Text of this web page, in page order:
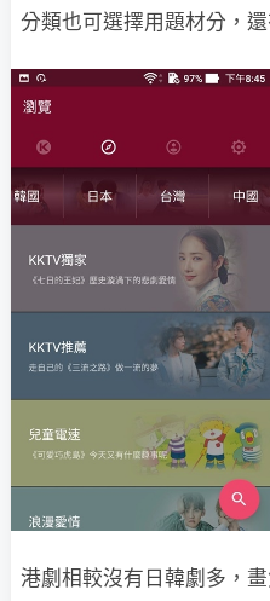
分類也可選擇用題材分，
港劇相較沒有日韓劇多，